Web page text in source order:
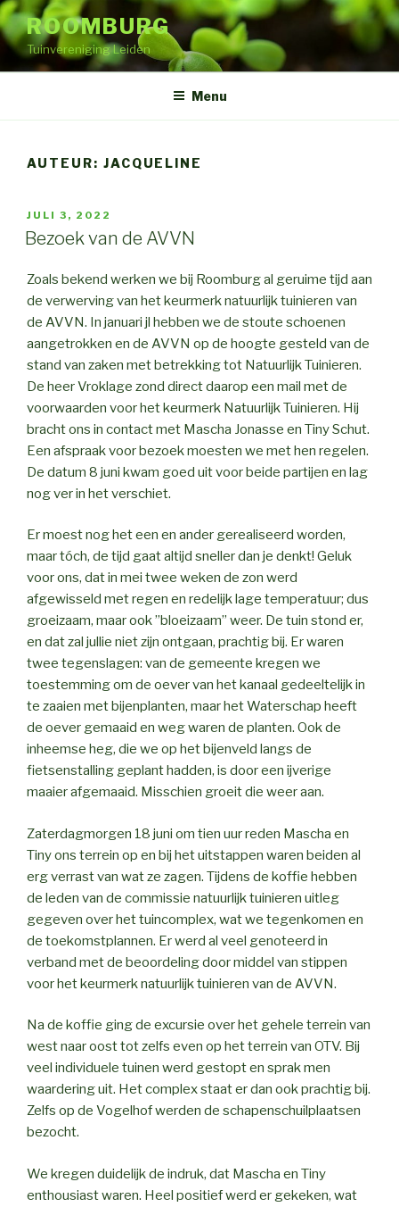
Naar
de
inhoud
springen
ROOMBURG
Tuinvereniging Leiden
Menu
AUTEUR: JACQUELINE
GEPLAATST
OP
JULI 3, 2022
Bezoek van de AVVN
Zoals bekend werken we bij Roomburg al geruime tijd aan
de verwerving van het keurmerk natuurlijk tuinieren van
de AVVN. In januari jl hebben we de stoute schoenen
aangetrokken en de AVVN op de hoogte gesteld van de
stand van zaken met betrekking tot Natuurlijk Tuinieren.
De heer Vroklage zond direct daarop een mail met de
voorwaarden voor het keurmerk Natuurlijk Tuinieren. Hij
bracht ons in contact met Mascha Jonasse en Tiny Schut.
Een afspraak voor bezoek moesten we met hen regelen.
De datum 8 juni kwam goed uit voor beide partijen en lag
nog ver in het verschiet.
Er moest nog het een en ander gerealiseerd worden,
maar tóch, de tijd gaat altijd sneller dan je denkt! Geluk
voor ons, dat in mei twee weken de zon werd
afgewisseld met regen en redelijk lage temperatuur; dus
groeizaam, maar ook ”bloeizaam” weer. De tuin stond er,
en dat zal jullie niet zijn ontgaan, prachtig bij. Er waren
twee tegenslagen: van de gemeente kregen we
toestemming om de oever van het kanaal gedeeltelijk in
te zaaien met bijenplanten, maar het Waterschap heeft
de oever gemaaid en weg waren de planten. Ook de
inheemse heg, die we op het bijenveld langs de
fietsenstalling geplant hadden, is door een ijverige
maaier afgemaaid. Misschien groeit die weer aan.
Zaterdagmorgen 18 juni om tien uur reden Mascha en
Tiny ons terrein op en bij het uitstappen waren beiden al
erg verrast van wat ze zagen. Tijdens de koffie hebben
de leden van de commissie natuurlijk tuinieren uitleg
gegeven over het tuincomplex, wat we tegenkomen en
de toekomstplannen. Er werd al veel genoteerd in
verband met de beoordeling door middel van stippen
voor het keurmerk natuurlijk tuinieren van de AVVN.
Na de koffie ging de excursie over het gehele terrein van
west naar oost tot zelfs even op het terrein van OTV. Bij
veel individuele tuinen werd gestopt en sprak men
waardering uit. Het complex staat er dan ook prachtig bij.
Zelfs op de Vogelhof werden de schapenschuilplaatsen
bezocht.
We kregen duidelijk de indruk, dat Mascha en Tiny
enthousiast waren. Heel positief werd er gekeken, wat